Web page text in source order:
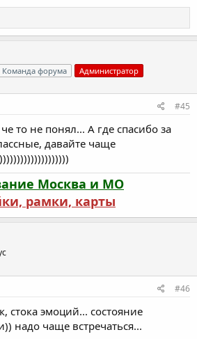
Команда форума Администратор
#45
че то не понял... А где спасибо за
давайте чаще
Москва и МО
рамки, карты
#46
стока эмоций... состояние
надо чаще встречаться...